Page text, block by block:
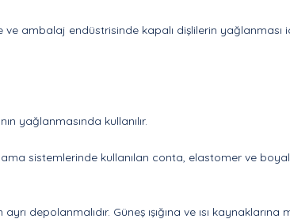
ve ambalaj endüstrisinde kapalı dişlilerin yağlanması
yağlanmasında kullanılır.
sistemlerinde kullanılan conta, elastomer ve
depolanmalıdır. Güneş ışığına ve ısı kaynaklarına